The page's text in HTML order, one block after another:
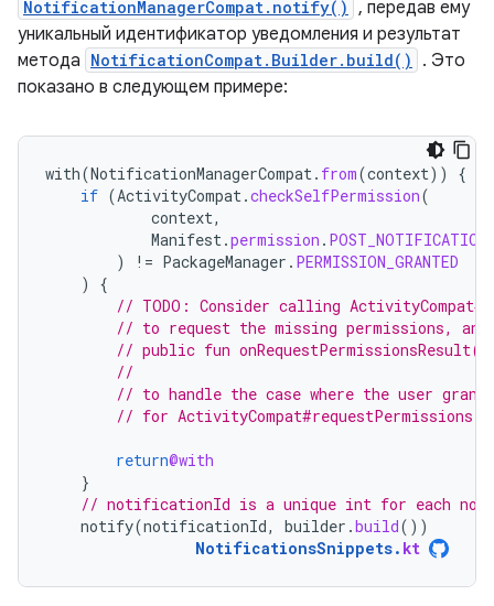
NotificationManagerCompat.notify()
, передав ему
уникальный идентификатор уведомления и результат
метода NotificationCompat.Builder.build()
. Это
показано в следующем примере:
with(NotificationManagerCompat. from(context))
{
if (ActivityCompat.checkSelfPermission(
context,
Manifest.permission .
)
!= PackageManager . PERMISSION_GRANTED
)
{
// TODO: Consider calling
// to request the missing permissions,
// public fun
//
// to handle the case where the user
// for ActivityCompat#requestPermissions
return@with
}
// notificationId is a unique int for each
notify(notificationId, builder .build())
NotificationsSnippets. kt